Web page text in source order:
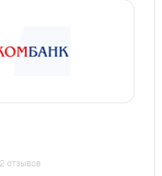
отзывов